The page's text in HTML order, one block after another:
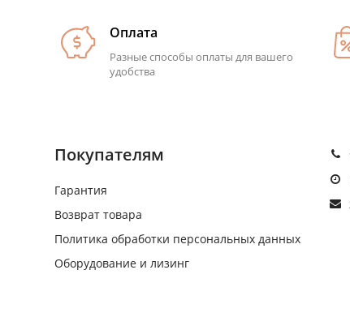
Оплата
Разные способы оплаты для вашего
удобства
Покупателям
Гарантия
Возврат товара
Политика обработки персональных данных
Оборудование и лизинг